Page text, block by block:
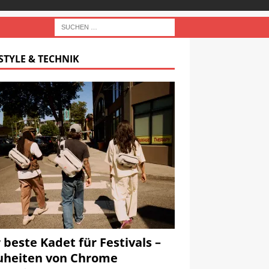
& TECHNIK
beste Kadet für Festivals –
von Chrome